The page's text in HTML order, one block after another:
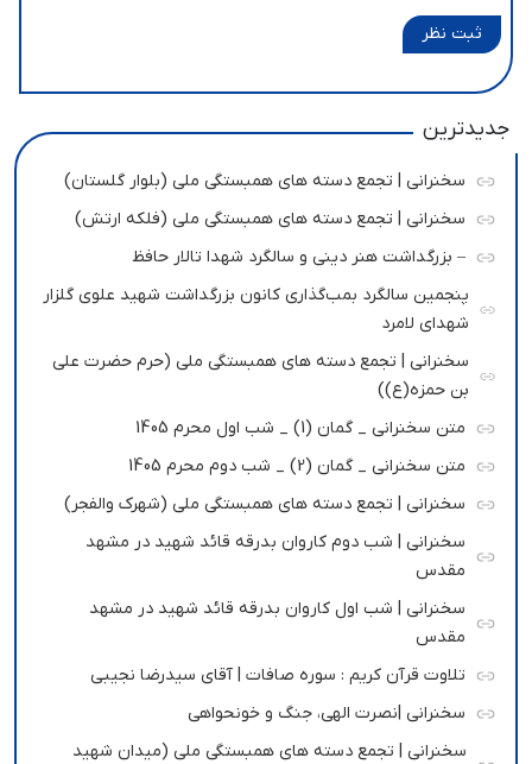
ثبت نظر
جدیدترین
سخنرانی | تجمع دسته های همبستگی ملی (بلوار گلستان)
سخنرانی | تجمع دسته های همبستگی ملی (فلکه ارتش)
– بزرگداشت هنر دینی و سالگرد شهدا تالار حافظ
پنجمین سالگرد بمب‌گذاری کانون بزرگداشت شهید علوی گلزار
شهدای لامرد
سخنرانی | تجمع دسته های همبستگی ملی (حرم حضرت علی
بن حمزه(ع))
متن سخنرانی _ گمان (1) _ شب اول محرم 1405
متن سخنرانی _ گمان (2) _ شب دوم محرم 1405
سخنرانی | تجمع دسته های همبستگی ملی (شهرک والفجر)
سخنرانی | شب دوم کاروان بدرقه قائد شهید در مشهد
مقدس
سخنرانی | شب اول کاروان بدرقه قائد شهید در مشهد
مقدس
تلاوت قرآن کریم : سوره صافات | آقای سیدرضا نجیبی
سخنرانی |نصرت الهی، جنگ و خونحواهی
سخنرانی | تجمع دسته های همبستگی ملی (میدان شهید